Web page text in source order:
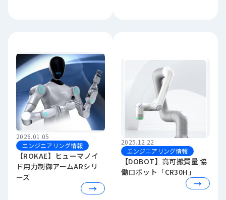
報
お
問
い
合
わ
せ
メ
マ
ガ
登
録
2026.01.05
エンジニアリング情報
【ROKAE】ヒューマノイ
ド用力制御アームARシリ
ーズ
→
2025.12.22
エンジニアリング情報
【DOBOT】高可搬質量 協
働ロボット「CR30H」
→